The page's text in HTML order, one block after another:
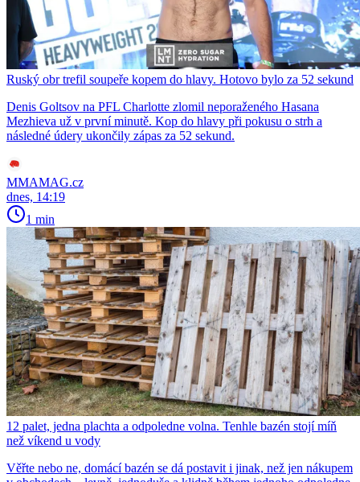
Ruský obr trefil soupeře kopem do hlavy. Hotovo bylo za 52 sekund
Denis Goltsov na PFL Charlotte zlomil neporaženého Hasana
Mezhieva už v první minutě. Kop do hlavy při pokusu o strh a
následné údery ukončily zápas za 52 sekund.
MMAMAG.cz
dnes, 14:19
1 min
12 palet, jedna plachta a odpoledne volna. Tenhle bazén stojí míň
než víkend u vody
Věřte nebo ne, domácí bazén se dá postavit i jinak, než jen nákupem